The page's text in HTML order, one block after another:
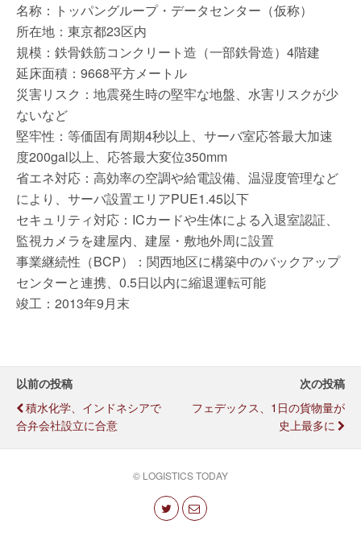
名称：トッパングループ・データセンター（仮称）
所在地：東京都23区内
規模：鉄骨鉄筋コンクリート造（一部鉄骨造）4階建
延床面積：9668平方メートル
災害リスク：地震発生時の堅牢な地盤、水害リスクが少
ないなど
堅牢性：等価固有周期4秒以上、サーバ室応答最大加速
度200gal以上、応答最大変位350mm
省エネ対応：高効率の空調や給電設備、温湿度管理など
により、サーバ設置エリアPUE1.45以下
セキュリティ対応：ICカードや生体による入退室認証、
監視カメラを建屋内、建屋・敷地外周に設置
事業継続性（BCP）：関西地区に構築中のバックアップ
センターと連携、0.5日以内に縮退運転可能
竣工：2013年9月末
以前の投稿
積水化学、インドネシアで
合弁会社設立に合意
次の投稿
フェデックス、1日の貨物量が
史上最多に
© LOGISTICS TODAY